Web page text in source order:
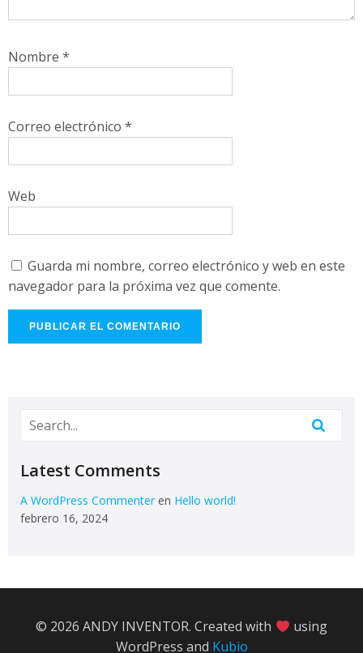
Nombre *
Correo electrónico *
Web
Guarda mi nombre, correo electrónico y web en este
navegador para la próxima vez que comente.
Latest Comments
A WordPress Commenter en Hello world!
febrero 16, 2024
© 2026 ANDY INVENTOR. Created with
using
WordPress and Kubio